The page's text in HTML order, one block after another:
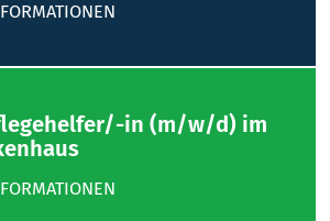
in (m/w/d) im